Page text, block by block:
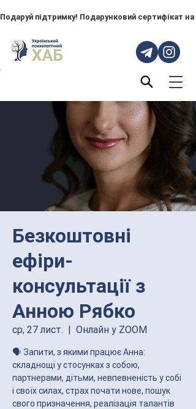
Подаруй підтримку! Подарунковий сертифікат
Безкоштовні
ефіри-
консультації з
Анною Рябко
ср, 27 лист.
  |
Онлайн у ZOOM
🗣 Запити, з якими працює Анна:
складнощі у стосунках з собою,
партнерами, дітьми, невпевненість у собі
і своїх силах, страх почати нове, пошук
свого призначення, реалізація талантів